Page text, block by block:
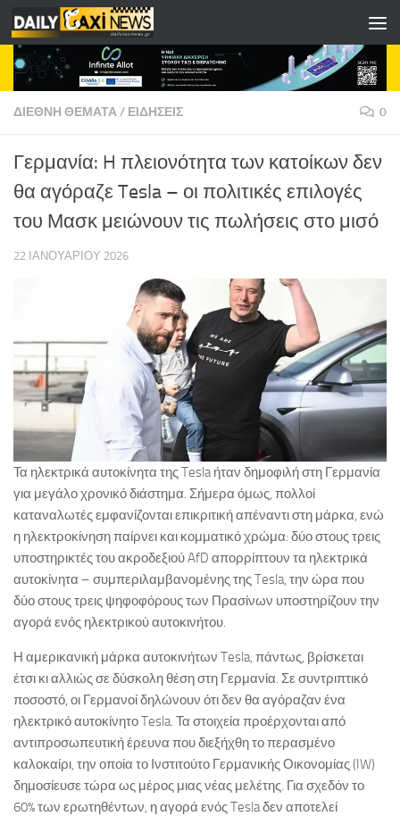
Skip to content
ΔΙΕΘΝΗ ΘΕΜΑΤΑ/ ΕΙΔΗΣΕΙΣ 0
Γερμανία: H πλειονότητα των κατοίκων δεν
θα αγόραζε Tesla – οι πολιτικές επιλογές
του Μασκ μειώνουν τις πωλήσεις στο μισό
22 ΙΑΝΟΥΑΡΊΟΥ 2026
Τα ηλεκτρικά αυτοκίνητα της Tesla ήταν δημοφιλή στη Γερμανία
για μεγάλο χρονικό διάστημα. Σήμερα όμως, πολλοί
καταναλωτές εμφανίζονται επικριτική απέναντι στη μάρκα, ενώ
η ηλεκτροκίνηση παίρνει και κομματικό χρώμα: δύο στους τρεις
υποστηρικτές του ακροδεξιού AfD απορρίπτουν τα ηλεκτρικά
αυτοκίνητα – συμπεριλαμβανομένης της Tesla, την ώρα που
δύο στους τρεις ψηφοφόρους των Πρασίνων υποστηρίζουν την
αγορά ενός ηλεκτρικού αυτοκινήτου.
Η αμερικανική μάρκα αυτοκινήτων Tesla, πάντως, βρίσκεται
έτσι κι αλλιώς σε δύσκολη θέση στη Γερμανία. Σε συντριπτικό
ποσοστό, οι Γερμανοί δηλώνουν ότι δεν θα αγόραζαν ένα
ηλεκτρικό αυτοκίνητο Tesla. Τα στοιχεία προέρχονται από
αντιπροσωπευτική έρευνα που διεξήχθη το περασμένο
καλοκαίρι, την οποία το Ινστιτούτο Γερμανικής Οικονομίας (IW)
δημοσίευσε τώρα ως μέρος μιας νέας μελέτης. Για σχεδόν το
60% των ερωτηθέντων, η αγορά ενός Tesla δεν αποτελεί